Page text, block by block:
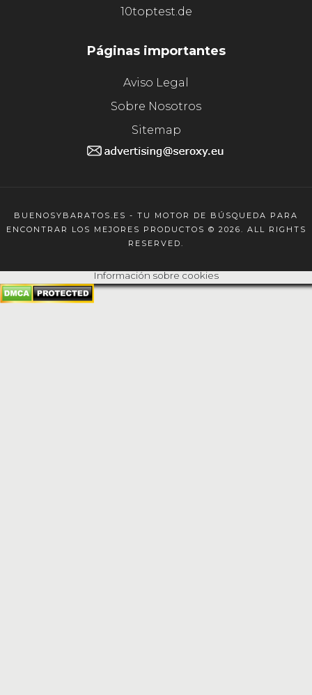
10toptest.de
Páginas importantes
Aviso Legal
Sobre Nosotros
Sitemap
BUENOSYBARATOS.ES - TU MOTOR DE BÚSQUEDA PARA
ENCONTRAR LOS MEJORES PRODUCTOS © 2026. ALL RIGHTS
RESERVED.
Información sobre cookies